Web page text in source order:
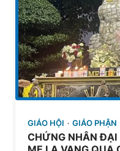
GIÁO HỘI GIÁO PHẬN
CHỨNG NHÂN